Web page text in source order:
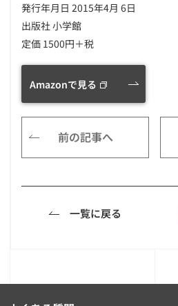
発行年月日 2015年4月 6日
出版社 小学館
定価 1500円＋税
Amazonで見る
前の記事へ
一覧に戻る